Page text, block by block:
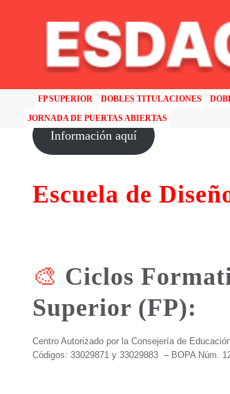
FP SUPERIOR DOBLES TITULACIONES
JORNADA DE PUERTAS ABIERTAS
Información aquí
Escuela de
🎨 Ciclos
Superior (FP):
Centro Autorizado por la Consejería de
Códigos: 33029871 y 33029883 – BOPA Núm.